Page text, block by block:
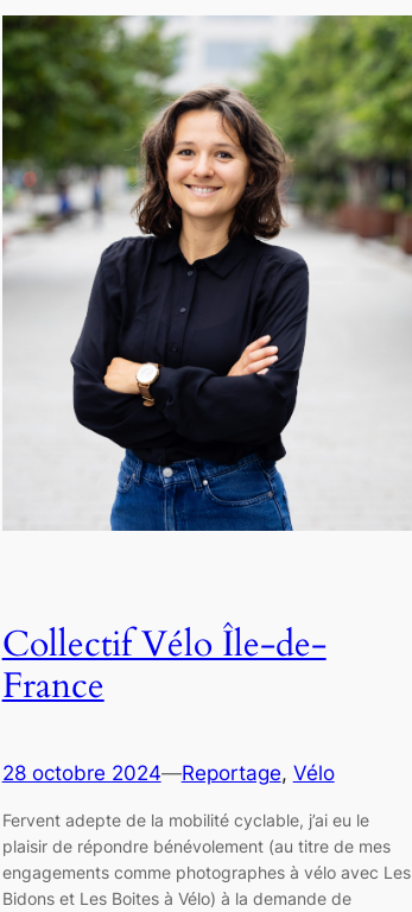
Collectif Vélo Île-de-
France
28 octobre 2024—Reportage, Vélo
Fervent adepte de la mobilité cyclable, j’ai eu le
plaisir de répondre bénévolement (au titre de mes
engagements comme photographes à vélo avec Les
Bidons et Les Boites à Vélo) à la demande de